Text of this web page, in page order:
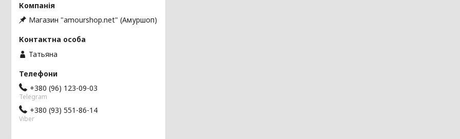
Магазин "amourshop.net" (Амуршоп)
Татьяна
+380 (96) 123-09-03
Telegram
+380 (93) 551-86-14
Viber